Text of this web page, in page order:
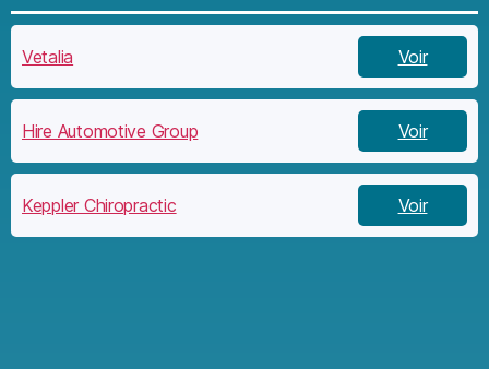
Vetalia Voir
Hire Automotive Group Voir
Keppler Chiropractic Voir